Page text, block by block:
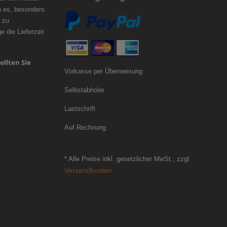
es, besonders
zu
die Lieferzeit
Sie
Vorkasse per Überweisung
Selbstabholer
Lastschrift
Auf Rechnung
* Alle Preise inkl. gesetzlicher MwSt., zzgl.
Versandkosten